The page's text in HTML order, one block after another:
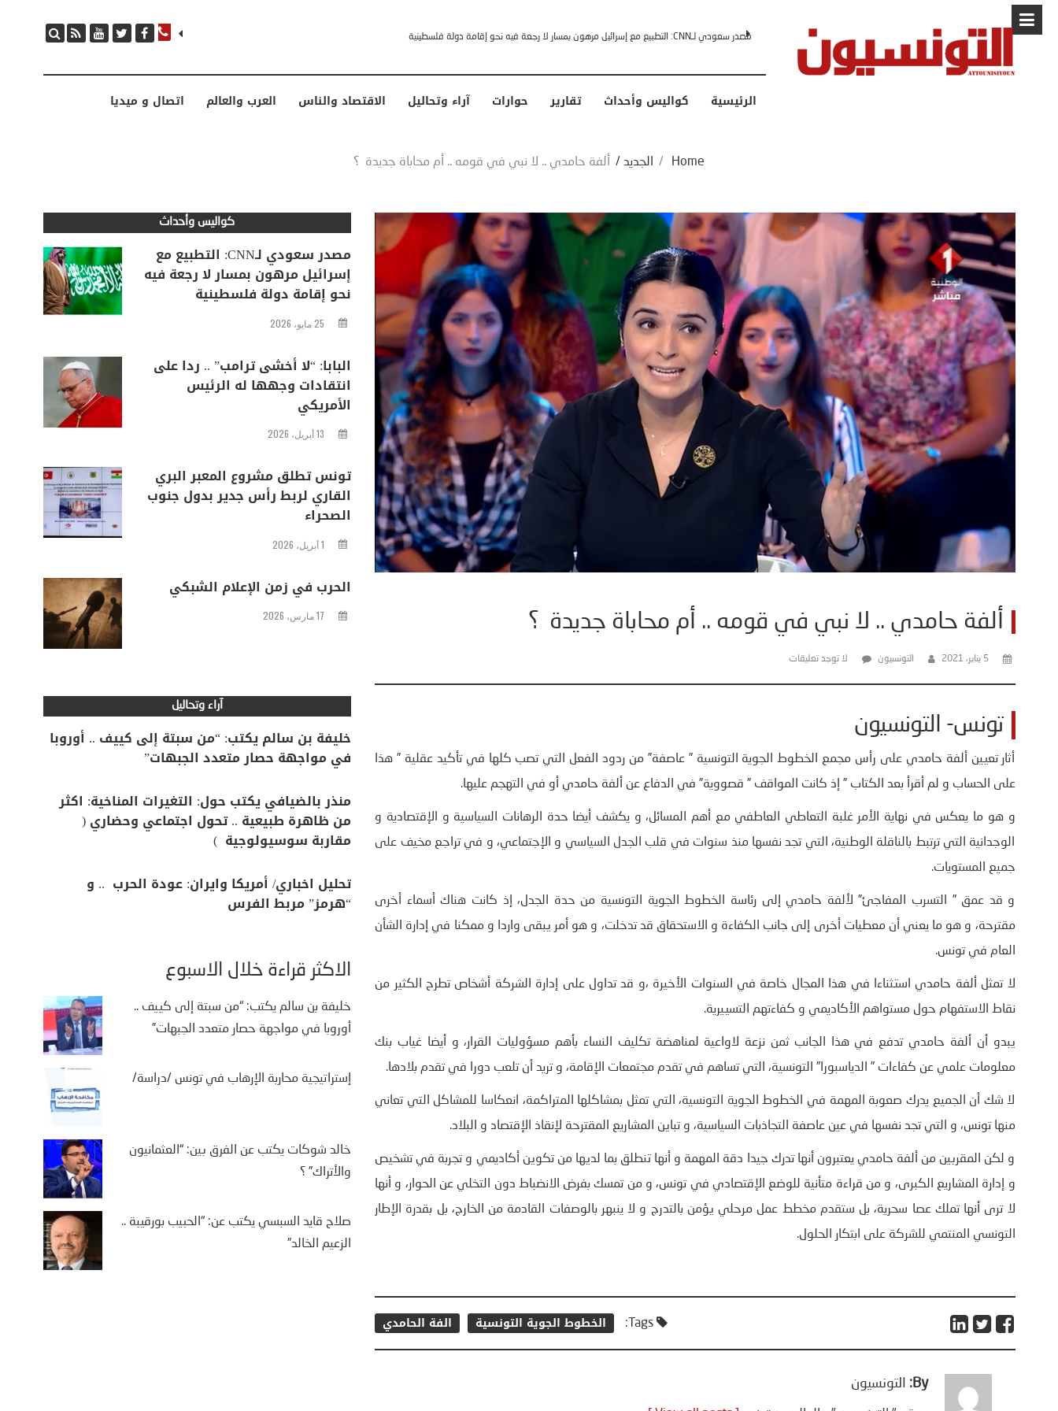
مصدر سعودي لـCNN: التطبيع مع إسرائيل مرهون بمسار لا رجعة فيه نحو إقامة دولة فلسطينية البابا: “لا أخشى ترامب” .. ردا على انتقادات وجهها له الرئيس الأمريكي
الرئيسية كواليس وأحداث تقارير حوارات آراء وتحاليل الاقتصاد والناس العرب والعالم اتصال و ميديا
Home
/ الجديد / ألفة حامدي .. لا نبي في قومه .. أم محاباة جديدة ؟
ألفة حامدي .. لا نبي في قومه .. أم محاباة جديدة ؟
5 يناير، 2021 التونسيون لا توجد تعليقات
تونس- التونسيون
أثار تعيين ألفة حامدي على رأس مجمع الخطوط الجوية التونسية ” عاصفة” من ردود الفعل التي تصب كلها في تأكيد عقلية ” هذا
على الحساب و لم أقرأ بعد الكتاب ” إذ كانت المواقف ” قصووية” في الدفاع عن ألفة حامدي أو في التهجم عليها.
و هو ما يعكس في نهاية الأمر غلبة التعاطي العاطفي مع أهم المسائل، و يكشف أيضا حدة الرهانات السياسية و الإقتصادية و
الوجدانية التي ترتبط بالناقلة الوطنية، التي تجد نفسها منذ سنوات في قلب الجدل السياسي و الإجتماعي، و في تراجع مخيف على
جميع المستويات.
و قد عمق ” التسرب المفاجئ” لألفة حامدي إلى رئاسة الخطوط الجوية التونسية من حدة الجدل، إذ كانت هناك أسماء أخرى
مقترحة، و هو ما يعني أن معطيات أخرى إلى جانب الكفاءة و الاستحقاق قد تدخلت، و هو أمر يبقى واردا و ممكنا في إدارة الشأن
العام في تونس.
لا تمثل ألفة حامدي استثناءا في هذا المجال خاصة في السنوات الأخيرة ،و قد تداول على إدارة الشركة أشخاص تطرح الكثير من
نقاط الاستفهام حول مستواهم الأكاديمي و كفاءتهم التسييرية.
يبدو أن ألفة حامدي تدفع في هذا الجانب ثمن نزعة لاواعية لمناهضة تكليف النساء بأهم مسؤوليات القرار، و أيضا غياب بنك
معلومات علمي عن كفاءات ” الدياسبورا” التونسية، التي تساهم في تقدم مجتمعات الإقامة، و تريد أن تلعب دورا في تقدم بلادها.
لا شك أن الجميع يدرك صعوبة المهمة في الخطوط الجوية التونسية، التي تمثل بمشاكلها المتراكمة، انعكاسا للمشاكل التي تعاني
منها تونس، و التي تجد نفسها في عين عاصفة التجاذبات السياسية، و تباين المشاريع المقترحة لإنقاذ الإقتصاد و البلاد.
و لكن المقربين من ألفة حامدي يعتبرون أنها تدرك جيدا دقة المهمة و أنها تنطلق بما لديها من تكوين أكاديمي و تجربة في تشخيص
و إدارة المشاريع الكبرى، و من قراءة متأنية للوضع الإقتصادي في تونس، و من تمسك بفرض الانضباط دون التخلي عن الحوار، و أنها
لا ترى أنها تملك عصا سحرية، بل ستقدم مخطط عمل مرحلي يؤمن بالتدرج و لا ينبهر بالوصفات القادمة من الخارج، بل بقدرة الإطار
التونسي المنتمي للشركة على ابتكار الحلول.
Tags: الخطوط الجوية التونسية الفة الحامدي
By: التونسيون
كواليس وأحداث
مصدر سعودي لـCNN: التطبيع مع
إسرائيل مرهون بمسار لا رجعة فيه
نحو إقامة دولة فلسطينية
25 مايو، 2026
البابا: “لا أخشى ترامب” .. ردا على
انتقادات وجهها له الرئيس
الأمريكي
13 أبريل، 2026
تونس تطلق مشروع المعبر البري
القاري لربط رأس جدير بدول جنوب
الصحراء
1 أبريل، 2026
الحرب في زمن الإعلام الشبكي
17 مارس، 2026
آراء وتحاليل
خليفة بن سالم يكتب: “من سبتة إلى كييف .. أوروبا
في مواجهة حصار متعدد الجبهات”
منذر بالضيافي يكتب حول: التغيرات المناخية: اكثر
من ظاهرة طبيعية .. تحول اجتماعي وحضاري (
مقاربة سوسيولوجية )
تحليل اخباري/ أمريكا وايران: عودة الحرب .. و
“هرمز” مربط الفرس
الأكثر قراءة خلال الأسبوع
خليفة بن سالم يكتب: “من سبتة إلى كييف ..
أوروبا في مواجهة حصار متعدد الجبهات”
إستراتيجية محاربة الإرهاب في تونس /دراسة/
خالد شوكات يكتب عن الفرق بين: “العثمانيون
والأتراك” ؟
صلاح قايد السبسي يكتب عن: “الحبيب بورقيبة ..
الزعيم الخالد”